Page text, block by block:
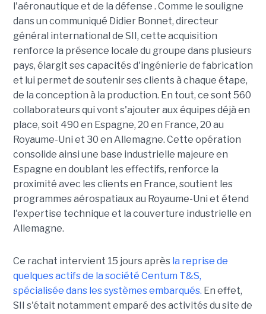
l'aéronautique et de la défense . Comme le souligne
dans un communiqué Didier Bonnet, directeur
général international de SII, cette acquisition
renforce la présence locale du groupe dans plusieurs
pays, élargit ses capacités d'ingénierie de fabrication
et lui permet de soutenir ses clients à chaque étape,
de la conception à la production. En tout, ce sont 560
collaborateurs qui vont s'ajouter aux équipes déjà en
place, soit 490 en Espagne, 20 en France, 20 au
Royaume-Uni et 30 en Allemagne. Cette opération
consolide ainsi une base industrielle majeure en
Espagne en doublant les effectifs, renforce la
proximité avec les clients en France, soutient les
programmes aérospatiaux au Royaume-Uni et étend
l'expertise technique et la couverture industrielle en
Allemagne.
Ce rachat intervient 15 jours après la reprise de
quelques actifs de la société Centum T&S,
spécialisée dans les systèmes embarqués. En effet,
SII s'était notamment emparé des activités du site de